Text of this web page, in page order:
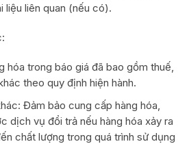
liệu liên quan (nếu có).
hóa trong báo giá đã bao gồm thuế,
theo quy định hiện hành.
Đảm bảo cung cấp hàng hóa,
dịch vụ đổi trả nếu hàng hóa xảy ra
chất lượng trong quá trình sử dụng